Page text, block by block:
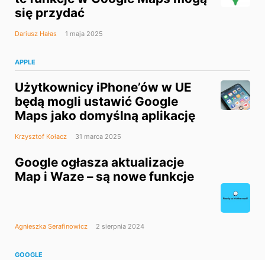
się przydać
Dariusz Hałas 1 maja 2025
APPLE
Użytkownicy iPhone’ów w UE
będą mogli ustawić Google
Maps jako domyślną aplikację
Krzysztof Kołacz 31 marca 2025
Google ogłasza aktualizacje
Map i Waze – są nowe funkcje
Agnieszka Serafinowicz 2 sierpnia 2024
GOOGLE